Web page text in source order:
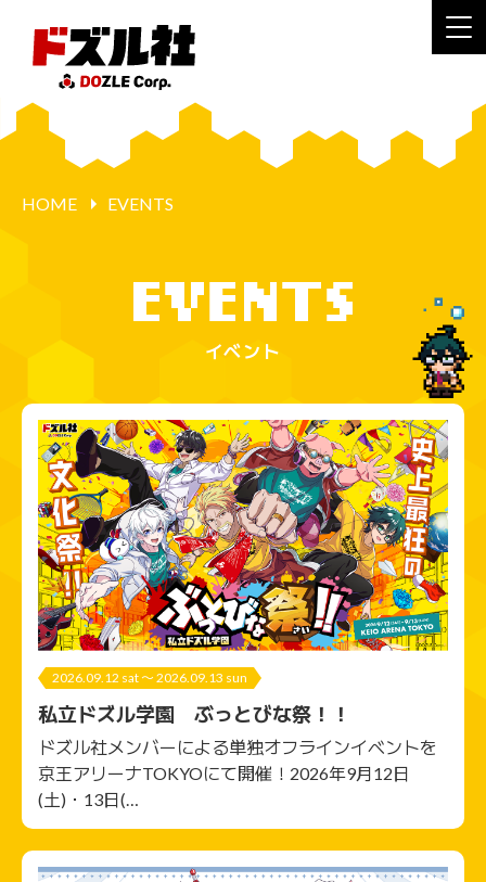
HOME EVENTS
イベント
2026.09.12 sat 〜 2026.09.13 sun
私立ドズル学園 ぶっとびな祭！！
ドズル社メンバーによる単独オフラインイベントを
京王アリーナTOKYOにて開催！2026年9月12日
(土)・13日(…